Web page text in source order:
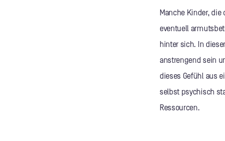
Manche Kinder,
eventuell
hinter sich. In
anstrengend sein
dieses Gefühl aus
selbst psychisch
Ressourcen.